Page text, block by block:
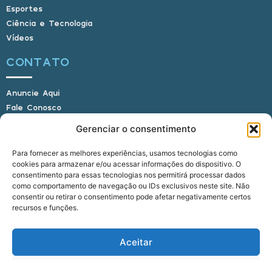
Gerenciar o consentimento
Para fornecer as melhores experiências, usamos tecnologias como
cookies para armazenar e/ou acessar informações do dispositivo. O
consentimento para essas tecnologias nos permitirá processar dados
como comportamento de navegação ou IDs exclusivos neste site. Não
consentir ou retirar o consentimento pode afetar negativamente certos
recursos e funções.
Aceitar
Esportes
Ciência e Tecnologia
Vídeos
CONTATO
Anuncie Aqui
Fale Conosco
E-mail: alagoasbrasilnoticias@gmail.com
Telefone: (82) 9 9691-0391 (Whatsapp)
Responsável Técnico: Crysthyan Carlos
Rua do Sau - Centro - Anadia - AL - CEP: